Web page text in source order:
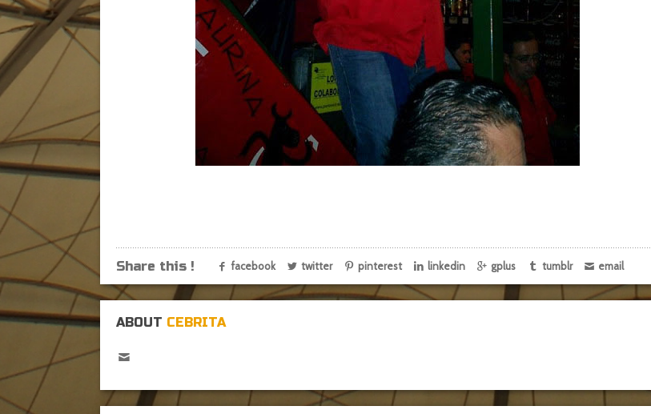
Share this ! facebook twitter pinterest linkedin gplus tumblr email
ABOUT CEBRITA